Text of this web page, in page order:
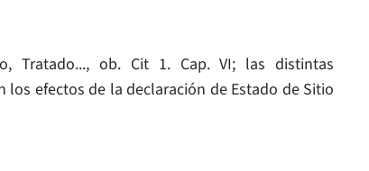
Tratado..., ob. Cit 1. Cap. VI; las distintas
efectos de la declaración de Estado de Sitio